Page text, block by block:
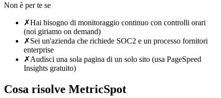
Non è per te se
✗Hai bisogno di monitoraggio continuo con controlli orari
(noi giriamo on demand)
✗Sei un'azienda che richiede SOC2 e un processo fornitori
enterprise
✗Audisci una sola pagina di un solo sito (usa PageSpeed
Insights gratuito)
Cosa risolve MetricSpot